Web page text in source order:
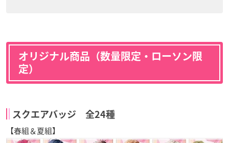
オリジナル商品（数量限定・ローソン限
定）
スクエアバッジ 全24種
【春組＆夏組】